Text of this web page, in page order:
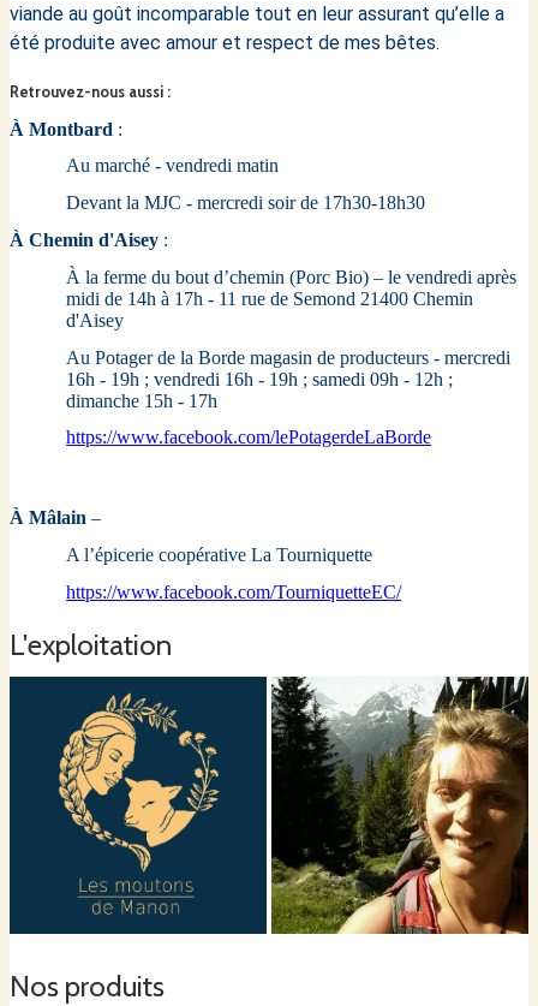
viande au goût incomparable tout en leur assurant qu’elle a
été produite avec amour et respect de mes bêtes.
Retrouvez-nous aussi :
À Montbard :
Au marché - vendredi matin
Devant la MJC - mercredi soir de 17h30-18h30
À Chemin d'Aisey :
À la ferme du bout d’chemin (Porc Bio) – le vendredi après
midi de 14h à 17h - 11 rue de Semond 21400 Chemin
d'Aisey
Au Potager de la Borde magasin de producteurs - mercredi
16h - 19h ; vendredi 16h - 19h ; samedi 09h - 12h ;
dimanche 15h - 17h
https://www.facebook.com/lePotagerdeLaBorde
À Mâlain –
A l’épicerie coopérative La Tourniquette
https://www.facebook.com/TourniquetteEC/
L'exploitation
Nos produits